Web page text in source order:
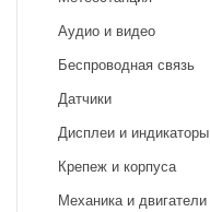
Аудио и видео
Беспроводная связь
Датчики
Дисплеи и индикаторы
Крепеж и корпуса
Механика и двигатели